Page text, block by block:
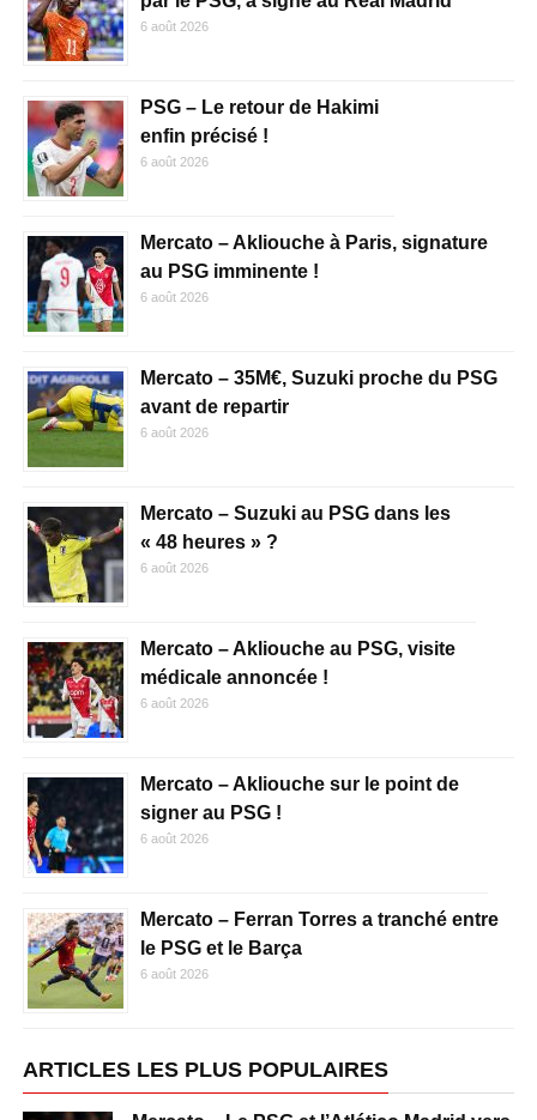
6 août 2026
PSG – Le retour de Hakimi
enfin précisé !
6 août 2026
Mercato – Akliouche à Paris, signature
au PSG imminente !
6 août 2026
Mercato – 35M€, Suzuki proche du PSG
avant de repartir
6 août 2026
Mercato – Suzuki au PSG dans les
« 48 heures » ?
6 août 2026
Mercato – Akliouche au PSG, visite
médicale annoncée !
6 août 2026
Mercato – Akliouche sur le point de
signer au PSG !
6 août 2026
Mercato – Ferran Torres a tranché entre
le PSG et le Barça
6 août 2026
ARTICLES LES PLUS POPULAIRES